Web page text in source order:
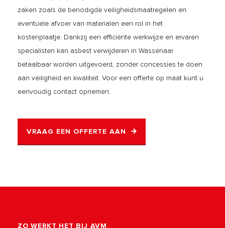
zaken zoals de benodigde veiligheidsmaatregelen en
eventuele afvoer van materialen een rol in het
kostenplaatje. Dankzij een efficiënte werkwijze en ervaren
specialisten kan asbest verwijderen in Wassenaar
betaalbaar worden uitgevoerd, zonder concessies te doen
aan veiligheid en kwaliteit. Voor een offerte op maat kunt u
eenvoudig contact opnemen.
VRAAG EEN OFFERTE AAN
ZO WERKT HET BIJ AVM